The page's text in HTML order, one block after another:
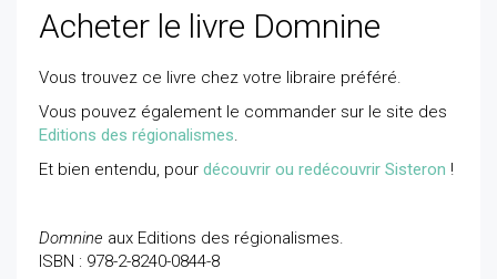
Acheter le livre Domnine
Vous trouvez ce livre chez votre libraire préféré.
Vous pouvez également le commander sur le site des
Editions des régionalismes.
Et bien entendu, pour découvrir ou redécouvrir Sisteron !
Domnine aux Editions des régionalismes.
ISBN : 978-2-8240-0844-8